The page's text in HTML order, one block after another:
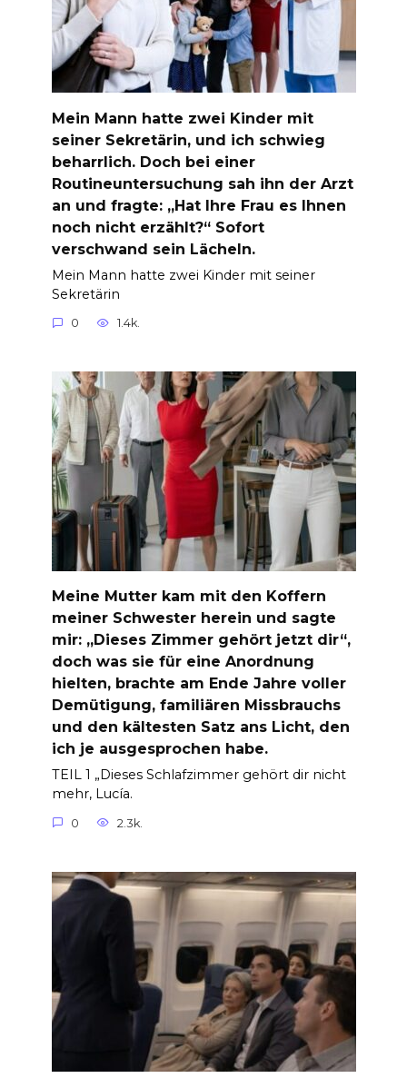
Mein Mann hatte zwei Kinder mit
seiner Sekretärin, und ich schwieg
beharrlich. Doch bei einer
Routineuntersuchung sah ihn der Arzt
an und fragte: „Hat Ihre Frau es Ihnen
noch nicht erzählt?“ Sofort
verschwand sein Lächeln.
Mein Mann hatte zwei Kinder mit seiner
Sekretärin
0 1.4k.
Meine Mutter kam mit den Koffern
meiner Schwester herein und sagte
mir: „Dieses Zimmer gehört jetzt dir“,
doch was sie für eine Anordnung
hielten, brachte am Ende Jahre voller
Demütigung, familiären Missbrauchs
und den kältesten Satz ans Licht, den
ich je ausgesprochen habe.
TEIL 1 „Dieses Schlafzimmer gehört dir nicht
mehr, Lucía.
0 2.3k.